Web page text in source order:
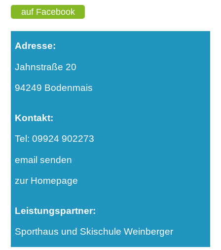
auf Facebook
Adresse:
Jahnstraße 20
94249 Bodenmais
Kontakt:
Tel: 09924 902273
email senden
zur Homepage
Leistungspartner:
Sporthaus und Skischule Weinberger